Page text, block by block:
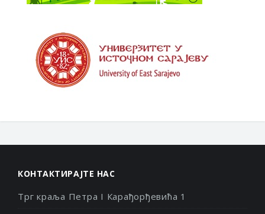
КОНТАКТИРАЈТЕ НАС
Трг краља Петра I Карађорђевића 1